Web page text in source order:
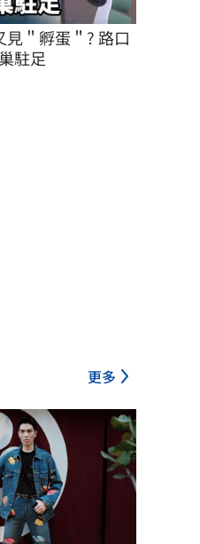
見＂孵蛋＂? 路口
駐足
更多